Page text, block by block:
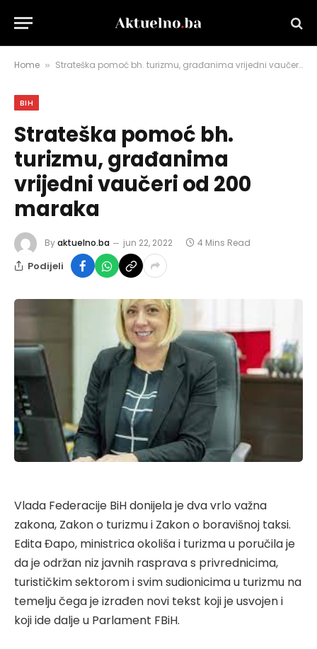
Home » Strateška pomoć bh. turizmu, građanima vrijedni vaučeri od 200 maraka
BIH
Strateška pomoć bh.
turizmu, građanima
vrijedni vaučeri od 200
maraka
Byaktuelno.ba jun 22, 2022 4 Mins Read
Podijeli
Vlada Federacije BiH donijela je dva vrlo važna
zakona, Zakon o turizmu i Zakon o boravišnoj taksi.
Edita Đapo, ministrica okoliša i turizma u poručila je
da je održan niz javnih rasprava s privrednicima,
turističkim sektorom i svim sudionicima u turizmu na
temelju čega je izrađen novi tekst koji je usvojen i
koji ide dalje u Parlament FBiH.